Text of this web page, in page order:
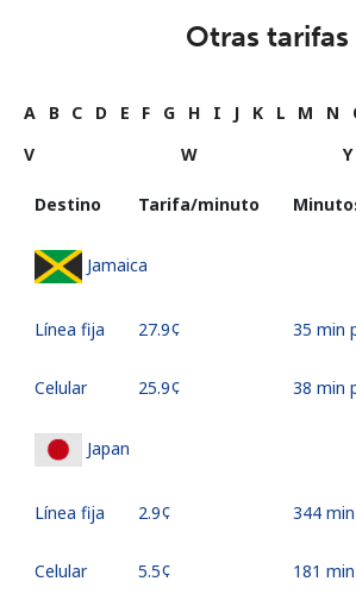
Otras tarifas
A B C D E F G H I J K L M N
V
W Y
Destino Tarifa/minuto
Jamaica
Línea fija ⁦27.9¢⁩ 35 min
Celular ⁦25.9¢⁩ 38 min
Japan
Línea fija ⁦2.9¢⁩ 344
Celular ⁦5.5¢⁩ 181